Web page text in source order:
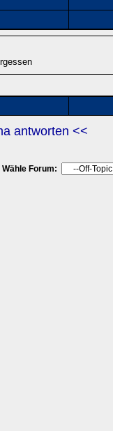
antworten <<
Wähle Forum: